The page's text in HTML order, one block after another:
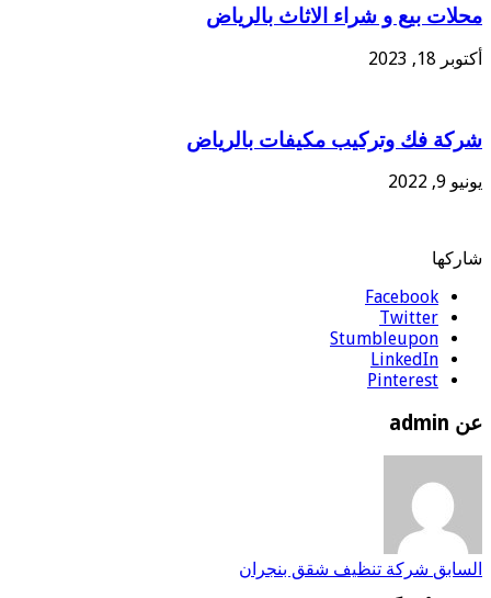
محلات بيع و شراء الاثاث بالرياض
أكتوبر 18, 2023
شركة فك وتركيب مكيفات بالرياض
يونيو 9, 2022
شاركها
Facebook
Twitter
Stumbleupon
LinkedIn
Pinterest
عن admin
السابق شركة تنظيف شقق بنجران